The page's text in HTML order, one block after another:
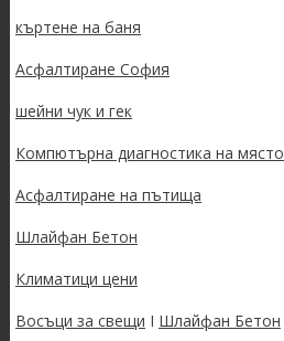
къртене на баня
Асфалтиране София
шейни чук и гек
Компютърна диагностика на място
Асфалтиране на пътища
Шлайфан Бетон
Климатици цени
Восъци за свещи I Шлайфан Бетон